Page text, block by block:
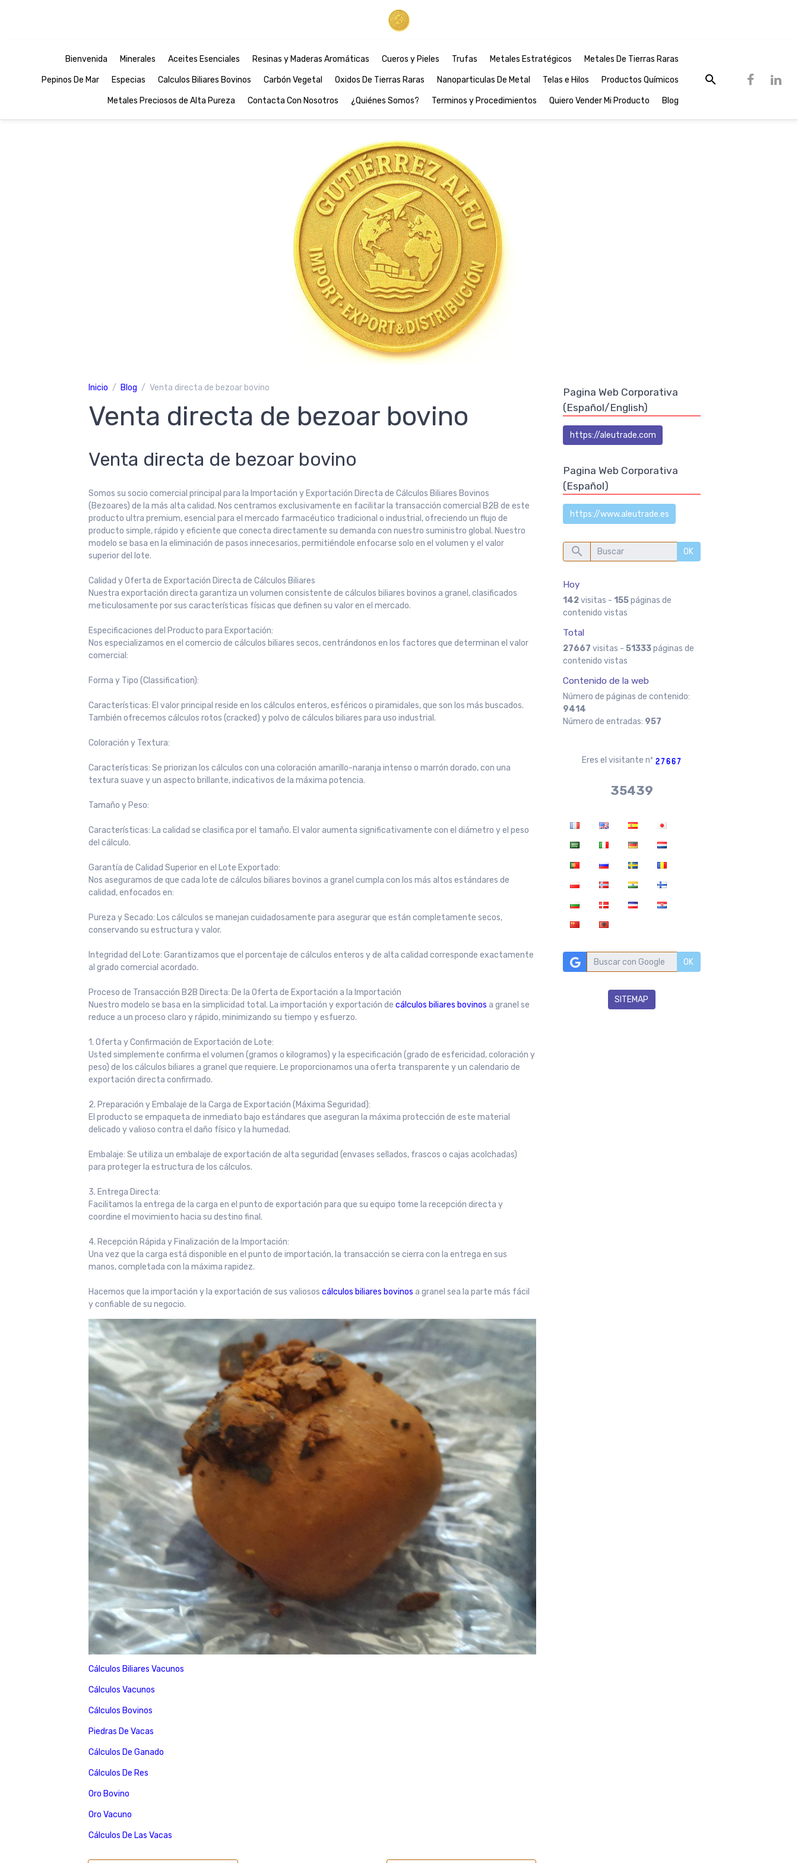
Bienvenida Minerales Aceites Esenciales Resinas y Maderas Aromáticas Cueros y Pieles Trufas Metales Estratégicos Metales De Tierras Raras
Pepinos De Mar Especias Calculos Biliares Bovinos Carbón Vegetal Oxidos De Tierras Raras Nanoparticulas De Metal Telas e Hilos Productos Químicos
Metales Preciosos de Alta Pureza Contacta Con Nosotros ¿Quiénes Somos? Terminos y Procedimientos Quiero Vender Mi Producto Blog
Inicio Blog Venta directa de bezoar bovino
Venta directa de bezoar bovino
Venta directa de bezoar bovino
Somos su socio comercial principal para la Importación y Exportación Directa de Cálculos Biliares Bovinos
(Bezoares) de la más alta calidad. Nos centramos exclusivamente en facilitar la transacción comercial B2B de este
producto ultra premium, esencial para el mercado farmacéutico tradicional o industrial, ofreciendo un flujo de
producto simple, rápido y eficiente que conecta directamente su demanda con nuestro suministro global. Nuestro
modelo se basa en la eliminación de pasos innecesarios, permitiéndole enfocarse solo en el volumen y el valor
superior del lote.
Calidad y Oferta de Exportación Directa de Cálculos Biliares
Nuestra exportación directa garantiza un volumen consistente de cálculos biliares bovinos a granel, clasificados
meticulosamente por sus características físicas que definen su valor en el mercado.
Especificaciones del Producto para Exportación:
Nos especializamos en el comercio de cálculos biliares secos, centrándonos en los factores que determinan el valor
comercial:
Forma y Tipo (Classification):
Características: El valor principal reside en los cálculos enteros, esféricos o piramidales, que son los más buscados.
También ofrecemos cálculos rotos (cracked) y polvo de cálculos biliares para uso industrial.
Coloración y Textura:
Características: Se priorizan los cálculos con una coloración amarillo-naranja intenso o marrón dorado, con una
textura suave y un aspecto brillante, indicativos de la máxima potencia.
Tamaño y Peso:
Características: La calidad se clasifica por el tamaño. El valor aumenta significativamente con el diámetro y el peso
del cálculo.
Garantía de Calidad Superior en el Lote Exportado:
Nos aseguramos de que cada lote de cálculos biliares bovinos a granel cumpla con los más altos estándares de
calidad, enfocados en:
Pureza y Secado: Los cálculos se manejan cuidadosamente para asegurar que están completamente secos,
conservando su estructura y valor.
Integridad del Lote: Garantizamos que el porcentaje de cálculos enteros y de alta calidad corresponde exactamente
al grado comercial acordado.
Proceso de Transacción B2B Directa: De la Oferta de Exportación a la Importación
Nuestro modelo se basa en la simplicidad total. La importación y exportación decálculos biliares bovinos a granel se
reduce a un proceso claro y rápido, minimizando su tiempo y esfuerzo.
1. Oferta y Confirmación de Exportación de Lote:
Usted simplemente confirma el volumen (gramos o kilogramos) y la especificación (grado de esfericidad, coloración y
peso) de los cálculos biliares a granel que requiere. Le proporcionamos una oferta transparente y un calendario de
exportación directa confirmado.
2. Preparación y Embalaje de la Carga de Exportación (Máxima Seguridad):
El producto se empaqueta de inmediato bajo estándares que aseguran la máxima protección de este material
delicado y valioso contra el daño físico y la humedad.
Embalaje: Se utiliza un embalaje de exportación de alta seguridad (envases sellados, frascos o cajas acolchadas)
para proteger la estructura de los cálculos.
3. Entrega Directa:
Facilitamos la entrega de la carga en el punto de exportación para que su equipo tome la recepción directa y
coordine el movimiento hacia su destino final.
4. Recepción Rápida y Finalización de la Importación:
Una vez que la carga está disponible en el punto de importación, la transacción se cierra con la entrega en sus
manos, completada con la máxima rapidez.
Hacemos que la importación y la exportación de sus valiososcálculos biliares bovinos a granel sea la parte más fácil
y confiable de su negocio.
Cálculos Biliares Vacunos
Cálculos Vacunos
Cálculos Bovinos
Piedras De Vacas
Cálculos De Ganado
Cálculos De Res
Oro Bovino
Oro Vacuno
Cálculos De Las Vacas
Pagina Web Corporativa
(Español/English)
https://aleutrade.com
Pagina Web Corporativa
(Español)
https://www.aleutrade.es
OK
Hoy
142visitas - 155páginas de
contenido vistas
Total
27667 visitas -51333páginas de
contenido vistas
Contenido de la web
Número de páginas de contenido:
9414
Número de entradas: 957
Eres el visitante nº
37970
OK
SITEMAP